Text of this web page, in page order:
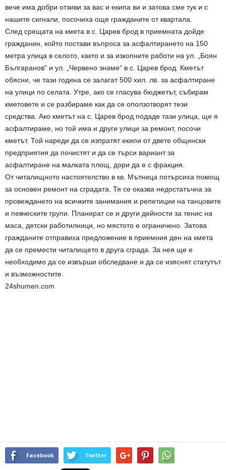
вече има добри отзиви за вас и екипа ви и затова сме тук и с
нашите сигнали, посочиха още гражданите от квартала.
След срещата на кмета в с. Царев брод в приемната дойде
гражданин, който постави въпроса за асфалтирането на 150
метра улица в селото, както и за изкопните работи на ул. „Боян
Българанов“ и ул. „Червено знаме“ в с. Царев брод. Кметът
обясни, че тази година се залагат 500 хил. лв. за асфалтиране
на улици по селата. Утре, ако се гласува бюджетът, събирам
кметовете и се разбираме как да се оползотворят тези
средства. Ако кметът на с. Царев брод подаде тази улица, ще я
асфалтираме, но той има и други улици за ремонт, посочи
кметът. Той нареди да се изпратят екипи от двете общински
предприятия да почистят и да се търси вариант за
асфалтиране на малката площ, дори да е с фракция.
От читалищното настоятелство в кв. Мътница потърсиха помощ
за основен ремонт на сградата. Тя се оказва недостатъчна за
провеждането на всичките занимания и репетиции на танцовите
и певческите групи. Планират се и други дейности за тенис на
маса, детски работилници, но мястото е ограничено. Затова
гражданите отправиха предложение в приемния ден на кмета
да се премести читалището в друга сграда. За нея ще е
необходимо да се извърши обследване и да се изяснят статутът
и възможностите.
24shumen.com
Facebook Twitter